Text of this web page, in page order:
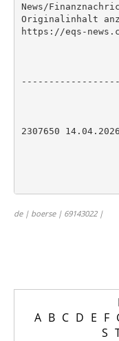
News/
Originalinhalt
https://eqs-
2307650 14.04.2026
de | boerse | 69143022 |
A B C D E F
S